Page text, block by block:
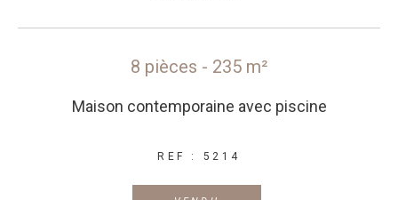
8 pièces - 235 m²
Maison contemporaine avec piscine
REF : 5214